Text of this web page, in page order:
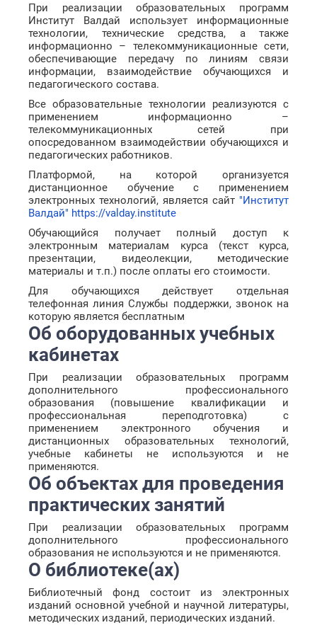
При реализации образовательных программ
Институт Валдай использует информационные
технологии, технические средства, а также
информационно – телекоммуникационные сети,
обеспечивающие передачу по линиям связи
информации, взаимодействие обучающихся и
педагогического состава.
Все образовательные технологии реализуются с
применением информационно –
телекоммуникационных сетей при
опосредованном взаимодействии обучающихся и
педагогических работников.
Платформой, на которой организуется
дистанционное обучение с применением
электронных технологий, является сайт "Институт
Валдай" https://valday.institute
Обучающийся получает полный доступ к
электронным материалам курса (текст курса,
презентации, видеолекции, методические
материалы и т.п.) после оплаты его стоимости.
Для обучающихся действует отдельная
телефонная линия Службы поддержки, звонок на
которую является бесплатным
Об оборудованных учебных
кабинетах
При реализации образовательных программ
дополнительного профессионального
образования (повышение квалификации и
профессиональная переподготовка) с
применением электронного обучения и
дистанционных образовательных технологий,
учебные кабинеты не используются и не
применяются.
Об объектах для проведения
практических занятий
При реализации образовательных программ
дополнительного профессионального
образования не используются и не применяются.
О библиотеке(ах)
Библиотечный фонд состоит из электронных
изданий основной учебной и научной литературы,
методических изданий, периодических изданий.